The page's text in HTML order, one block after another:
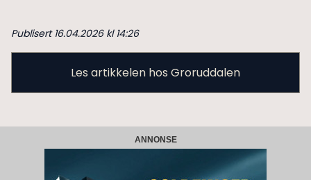
Publisert 16.04.2026 kl 14:26
Les artikkelen hos Groruddalen
ANNONSE